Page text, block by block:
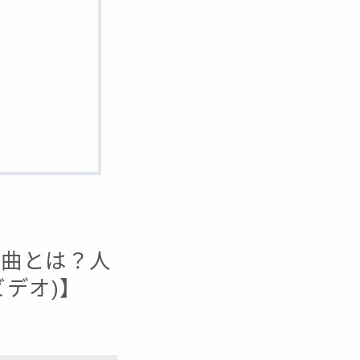
とは？人
オ)】